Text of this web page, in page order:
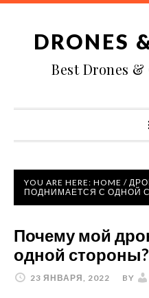
DRONES
Best Drones &
YOU ARE HERE: HOME /
ПОДНИМАЕТСЯ С ОДНОЙ
Почему мой
одной стороны?
23 ЯНВАРЯ, 2022 BY